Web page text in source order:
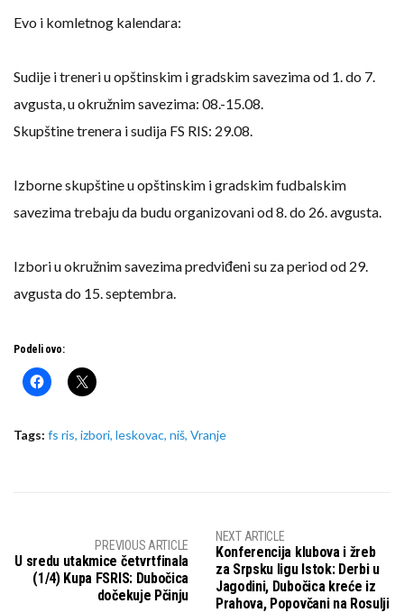
Evo i komletnog kalendara:
Sudije i treneri u opštinskim i gradskim savezima od 1. do 7.
avgusta, u okružnim savezima: 08.-15.08.
Skupštine trenera i sudija FS RIS: 29.08.
Izborne skupštine u opštinskim i gradskim fudbalskim
savezima trebaju da budu organizovani od 8. do 26. avgusta.
Izbori u okružnim savezima predviđeni su za period od 29.
avgusta do 15. septembra.
Podeli ovo:
Tags: fs ris, izbori, leskovac, niš, Vranje
PREVIOUS ARTICLE
U sredu utakmice četvrtfinala
(1/4) Kupa FSRIS: Dubočica
dočekuje Pčinju
NEXT ARTICLE
Konferencija klubova i žreb
za Srpsku ligu Istok: Derbi u
Jagodini, Dubočica kreće iz
Prahova, Popovčani na Rosulji